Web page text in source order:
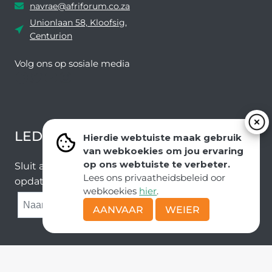
Hierdie webtuiste maak gebruik
van webkoekies om jou ervaring
op ons webtuiste te verbeter.
Lees ons privaatheidsbeleid oor
webkoekies hier.
AANVAAR
WEIER
navrae@afriforum.co.za
Unionlaan 58, Kloofsig,
Centurion
Volg ons ​​op sosiale media
LEDEVOORDELE NUUSBRIEF
Sluit aan by ons e-poslys om die nuutste nuus en
opdaterings van ons span te ontvang.